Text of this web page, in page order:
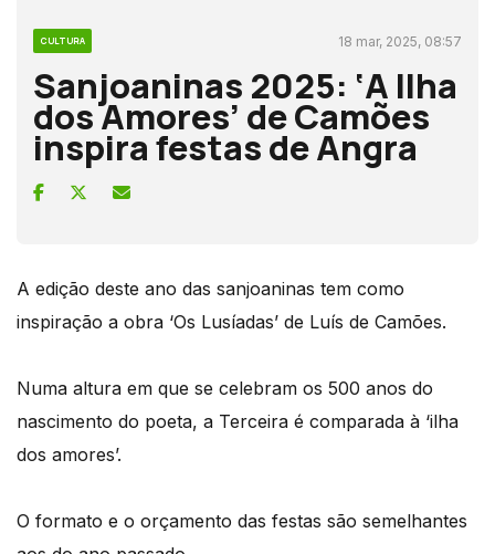
CULTURA 18 mar, 2025, 08:57
Sanjoaninas 2025: ‘A Ilha
dos Amores’ de Camões
inspira festas de Angra
A edição deste ano das sanjoaninas tem como
inspiração a obra ‘Os Lusíadas’ de Luís de Camões.
Numa altura em que se celebram os 500 anos do
nascimento do poeta, a Terceira é comparada à ‘ilha
dos amores’.
O formato e o orçamento das festas são semelhantes